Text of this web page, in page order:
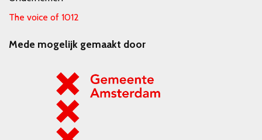
The voice of 1012
Mede mogelijk gemaakt door